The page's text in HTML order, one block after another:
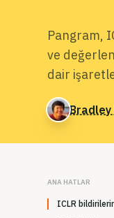
Pangram,
ve
dair
Bradley
ANA HATLAR
ICLR